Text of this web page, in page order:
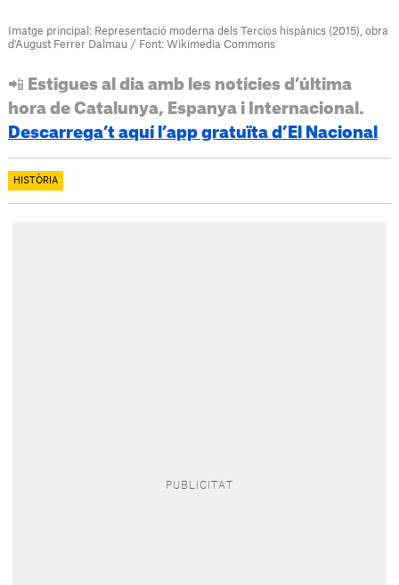
Imatge principal: Representació moderna dels Tercios hispànics (2015), obra
d'August Ferrer Dalmau / Font: Wikimedia Commons
📲 Estigues al dia amb les notícies d’última
hora de Catalunya, Espanya i Internacional.
Descarrega’t aquí l’app gratuïta d’El Nacional
HISTÒRIA